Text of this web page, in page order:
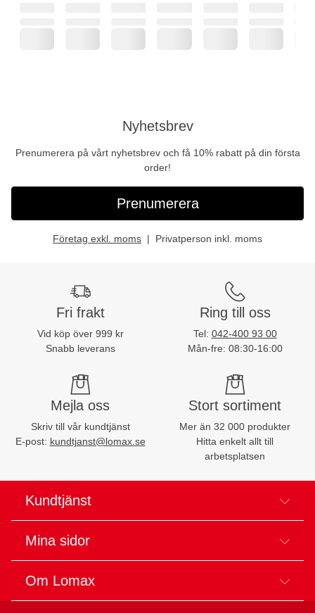
Nyhetsbrev
Prenumerera på vårt nyhetsbrev och få 10% rabatt på din första
order!
Prenumerera
Företag exkl. moms Privatperson inkl. moms
Fri frakt
Vid köp över 999 kr
Snabb leverans
Ring till oss
Tel: 042-400 93 00
Mån-fre: 08:30-16:00
Mejla oss
Skriv till vår kundtjänst
E-post: kundtjanst@lomax.se
Stort sortiment
Mer än 32 000 produkter
Hitta enkelt allt till
arbetsplatsen
Kundtjänst
Mina sidor
Om Lomax